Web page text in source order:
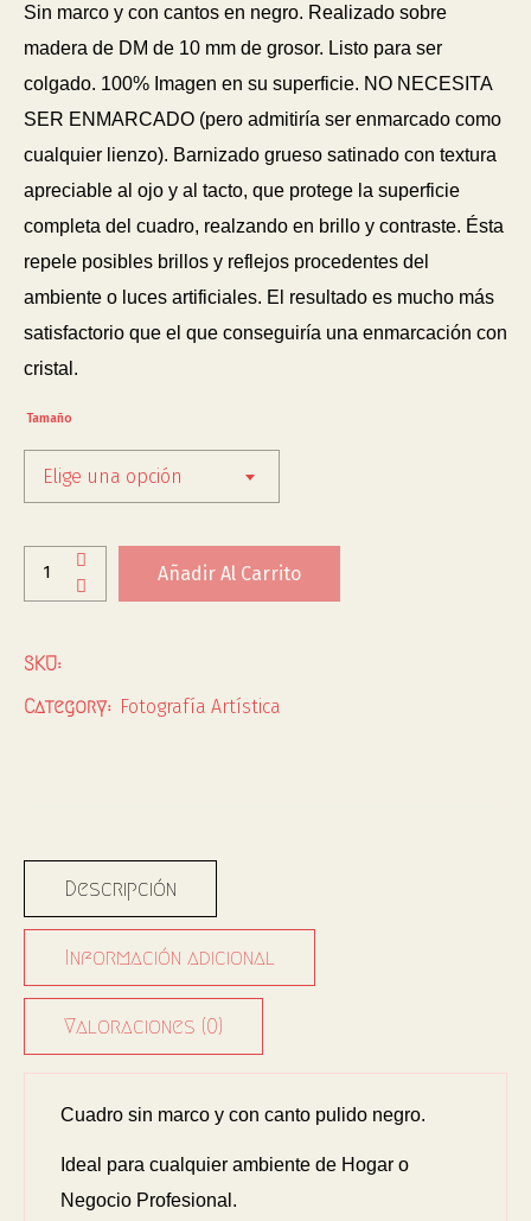
Sin marco y con cantos en negro. Realizado sobre
madera de DM de 10 mm de grosor. Listo para ser
colgado. 100% Imagen en su superficie. NO NECESITA
SER ENMARCADO (pero admitiría ser enmarcado como
cualquier lienzo). Barnizado grueso satinado con textura
apreciable al ojo y al tacto, que protege la superficie
completa del cuadro, realzando en brillo y contraste. Ésta
repele posibles brillos y reflejos procedentes del
ambiente o luces artificiales. El resultado es mucho más
satisfactorio que el que conseguiría una enmarcación con
cristal.
Tamaño
Elige una opción
Añadir Al Carrito
SKU:
Category: Fotografía Artística
Descripción
Información adicional
Valoraciones (0)
Cuadro sin marco y con canto pulido negro.
Ideal para cualquier ambiente de Hogar o
Negocio Profesional.